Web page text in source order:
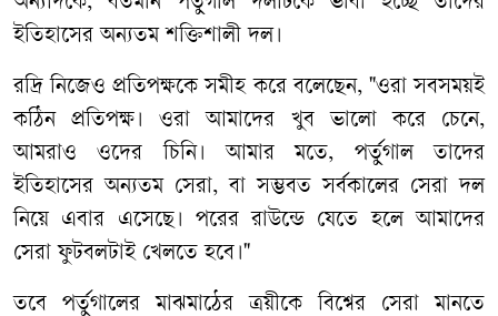
ইতিহাসের অন্যতম শক্তিশালী দল।
রদ্রি নিজেও প্রতিপক্ষকে সমীহ করে বলেছেন, "ওরা সবসময়ই
কঠিন প্রতিপক্ষ। ওরা আমাদের খুব ভালো করে চেনে,
আমরাও ওদের চিনি। আমার মতে, পর্তুগাল তাদের
ইতিহাসের অন্যতম সেরা, বা সম্ভবত সর্বকালের সেরা দল
নিয়ে এবার এসেছে। পরের রাউন্ডে যেতে হলে আমাদের
সেরা ফুটবলটাই খেলতে হবে।"
তবে পর্তুগালের মাঝমাঠের ত্রয়ীকে বিশ্বের সেরা মানতে